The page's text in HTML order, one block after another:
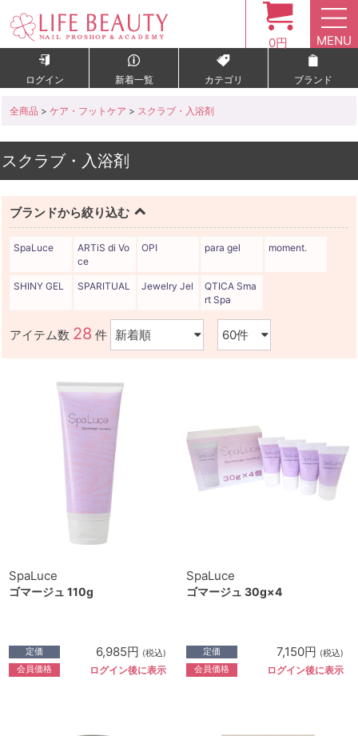
0円 MENU
ログイン 新着一覧 カテゴリ ブランド
全商品 > ケア・フットケア > スクラブ・入浴剤
スクラブ・入浴剤
ブランドから絞り込む
SpaLuce
ARTiS di Vo
ce
OPI para gel moment.
SHINY GEL SPARITUAL Jewelry Jel
QTICA Sma
rt Spa
アイテム数 28 件
SpaLuce
ゴマージュ 110g
定価 6,985円 (税込)
会員価格 ログイン後に表示
SpaLuce
ゴマージュ 30g×4
定価 7,150円 (税込)
会員価格 ログイン後に表示